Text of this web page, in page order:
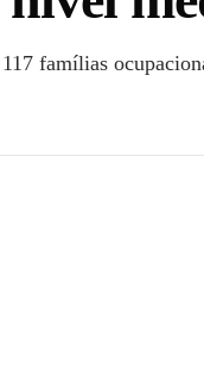
famílias